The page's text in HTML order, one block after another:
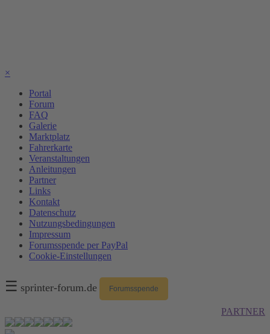
×
Portal
Forum
FAQ
Galerie
Marktplatz
Fahrerkarte
Veranstaltungen
Anleitungen
Partner
Links
Kontakt
Datenschutz
Nutzungsbedingungen
Impressum
Forumsspende per PayPal
Cookie-Einstellungen
☰ sprinter-forum.de Forumsspende
PARTNER